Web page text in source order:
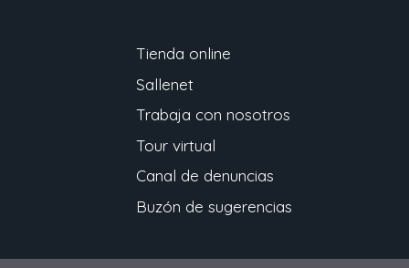
Tienda online
Sallenet
Trabaja con nosotros
Tour virtual
Canal de denuncias
Buzón de sugerencias